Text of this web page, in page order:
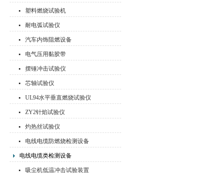
塑料燃烧试验机
耐电弧试验仪
汽车内饰阻燃设备
电气压用黏胶带
摆锤冲击试验仪
芯轴试验仪
UL94水平垂直燃烧试验仪
ZY2针焰试验仪
灼热丝试验仪
电线电缆防燃烧检测设备
电线电缆类检测设备
吸尘机低温冲击试验装置